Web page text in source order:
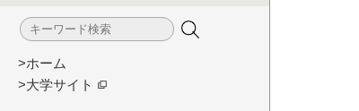
>ホーム
>大学サイト